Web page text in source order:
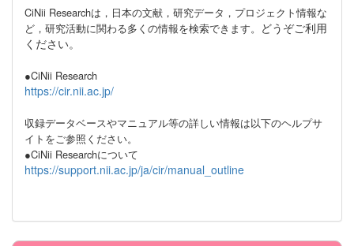
CiNii Researchは，日本の文献，研究データ，プロジェクト情報な
ど，研究活動に関わる多くの情報を検索できます。 どうぞご利用
ください。
●CiNii Research
https://cir.nii.ac.jp/
収録データベースやマニュアル等の詳しい情報は以下のヘルプサ
イトをご参照ください。
●CiNii Researchについて
https://support.nii.ac.jp/ja/cir/manual_outline